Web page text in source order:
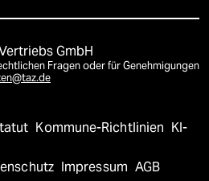
GmbH
Fragen oder für Genehmigungen
Kommune-Richtlinien KI-
Impressum AGB